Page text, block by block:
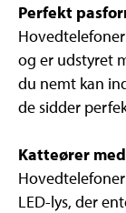
Perfekt
og er udstyret
du nemt kan
de sidder
Katteører
LED-lys, der